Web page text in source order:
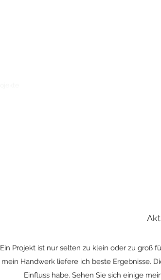
Ein Projekt ist nur selten zu klein oder zu groß
mein Handwerk liefere ich beste Ergebnisse.
Einfluss habe. Sehen Sie sich einige